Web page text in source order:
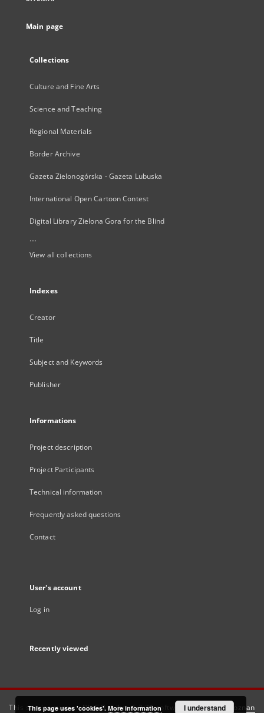
Main page
Collections
Culture and Fine Arts
Science and Teaching
Regional Materials
Border Archive
Gazeta Zielonogórska - Gazeta Lubuska
International Open Cartoon Contest
Digital Library Zielona Gora for the Blind
...
View all collections
Indexes
Creator
Title
Subject and Keywords
Publisher
Informations
Project description
Project Participants
Technical information
Frequently asked questions
Contact
User's account
Log in
Recently viewed
This service runs onDInGO dLibra 6.3.21software created by Poznan
This page uses 'cookies'. More information I understand